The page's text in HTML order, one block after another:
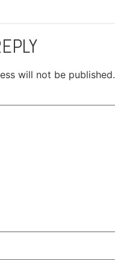
will not be published.